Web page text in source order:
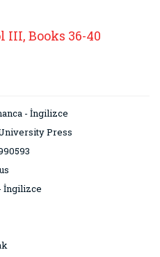
III, Books 36-40
- İngilizce
Press
İngilizce